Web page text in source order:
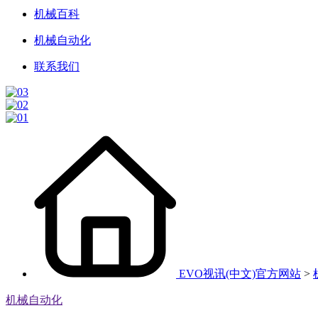
机械百科
机械自动化
联系我们
EVO视讯(中文)官方网站 >
机械自动化